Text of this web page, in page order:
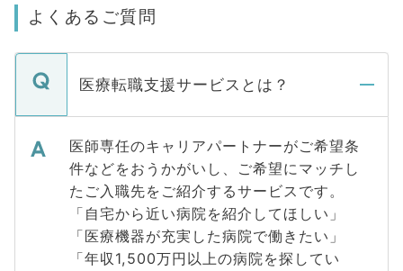
よくあるご質問
医療転職支援サービスとは？
医師専任のキャリアパートナーがご希望条
件などをおうかがいし、ご希望にマッチし
たご入職先をご紹介するサービスです。
「自宅から近い病院を紹介してほしい」
「医療機器が充実した病院で働きたい」
「年収1,500万円以上の病院を探してい